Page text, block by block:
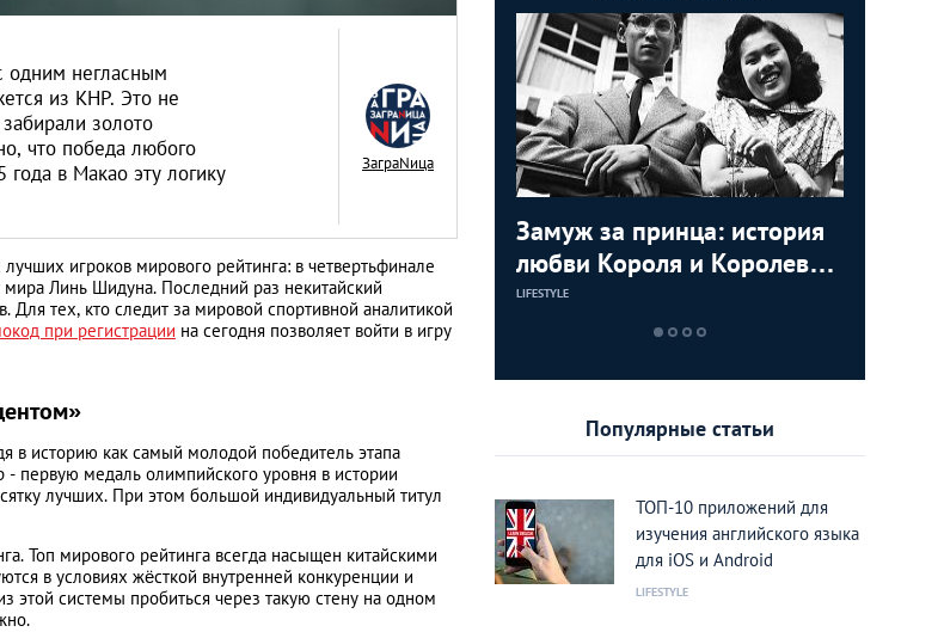
одним негласным
из КНР. Это не
золото
что победа любого
года в Макао эту логику
ЗаграNица
игроков мирового рейтинга: в четвертьфинале
Линь Шидуна. Последний раз некитайский
тех, кто следит за мировой спортивной аналитикой
при регистрации на сегодня позволяет войти в игру
в историю как самый молодой победитель этапа
первую медаль олимпийского уровня в истории
лучших. При этом большой индивидуальный титул
Топ мирового рейтинга всегда насыщен китайскими
в условиях жёсткой внутренней конкуренции и
системы пробиться через такую стену на одном
Замуж за принца: история
любви Короля и Королевы
Тайланда
LIFESTYLE
Год обезьяны: пять видео с
пожеланиями от мартышек
LIFESTYLE
Популярные статьи
ТОП-10 приложений для
изучения английского языка
для iOS и Android
LIFESTYLE